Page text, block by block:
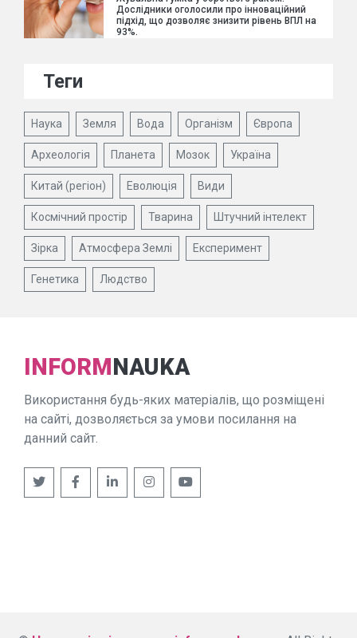
Дослідники оголосили про інноваційний
підхід, що дозволяє знизити рівень ВПЛ на
93%.
Теги
Наука Земля Вода Організм Європа
Археологія Планета Мозок Україна
Китай (регіон) Еволюція Види
Космічний простір Тварина Штучний інтелект
Зірка Атмосфера Землі Експеримент
Генетика Людство
INFORMNAUKA
Використання будь-яких матеріалів, що розміщені
на сайті, дозволяється за умови посилання на
данний сайт.